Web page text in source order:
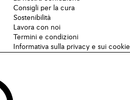
Consigli per la cura
Sostenibilità
Lavora con noi
Termini e condizioni
Informativa sulla privacy e sui cookie